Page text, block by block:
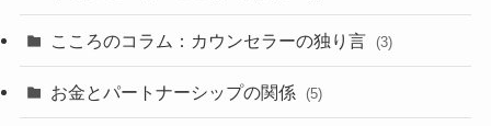
こころのコラム：カウンセラーの独り言 (3)
お金とパートナーシップの関係 (5)